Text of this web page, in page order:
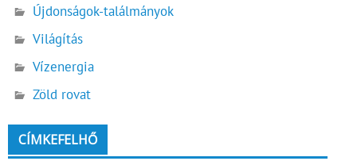
Újdonságok-találmányok
Világítás
Vízenergia
Zöld rovat
CÍMKEFELHŐ